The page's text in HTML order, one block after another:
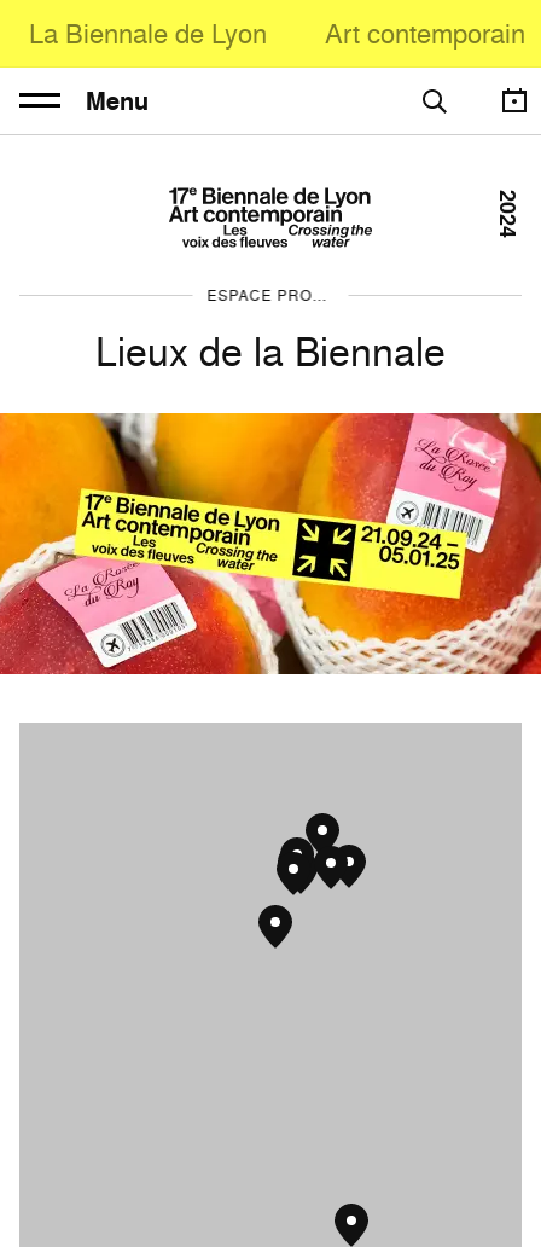
La Biennale de Lyon Art contemporain
Menu
ESPACE PROFESSIONNEL
Lieux de la Biennale
2024